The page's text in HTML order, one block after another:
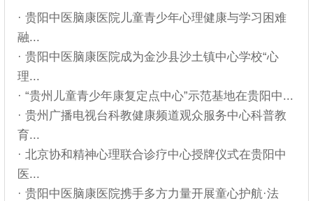
· 贵阳中医脑康医院儿童青少年心理健康与学习困难
融...
· 贵阳中医脑康医院成为金沙县沙土镇中心学校“心
理...
· “贵州儿童青少年康复定点中心”示范基地在贵阳中...
· 贵州广播电视台科教健康频道观众服务中心科普教
育...
· 北京协和精神心理联合诊疗中心授牌仪式在贵阳中
医...
· 贵阳中医脑康医院携手多方力量开展童心护航·法